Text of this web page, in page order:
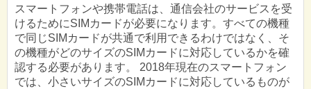
スマートフォンや携帯電話は、通信会社のサービスを受
けるためにSIMカードが必要になります。すべての機種
で同じSIMカードが共通で利用できるわけではなく、そ
の機種がどのサイズのSIMカードに対応しているかを確
認する必要があります。 2018年現在のスマートフォン
では、小さいサイズのSIMカードに対応しているものが